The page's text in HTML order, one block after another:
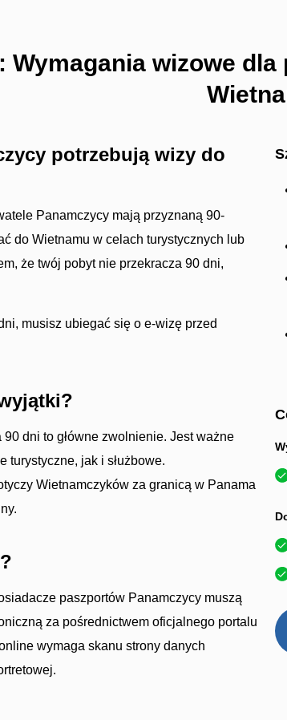
Wymagania wizowe
potrzebują wizy do
Panamczycy mają przyznaną 90-
do Wietnamu w celach turystycznych lub
że twój pobyt nie przekracza 90 dni,
musisz ubiegać się o e-wizę przed
dni to główne zwolnienie. Jest ważne
turystyczne, jak i służbowe.
Wietnamczyków za granicą w Panama
paszportów Panamczycy muszą
za pośrednictwem oficjalnego portalu
wymaga skanu strony danych